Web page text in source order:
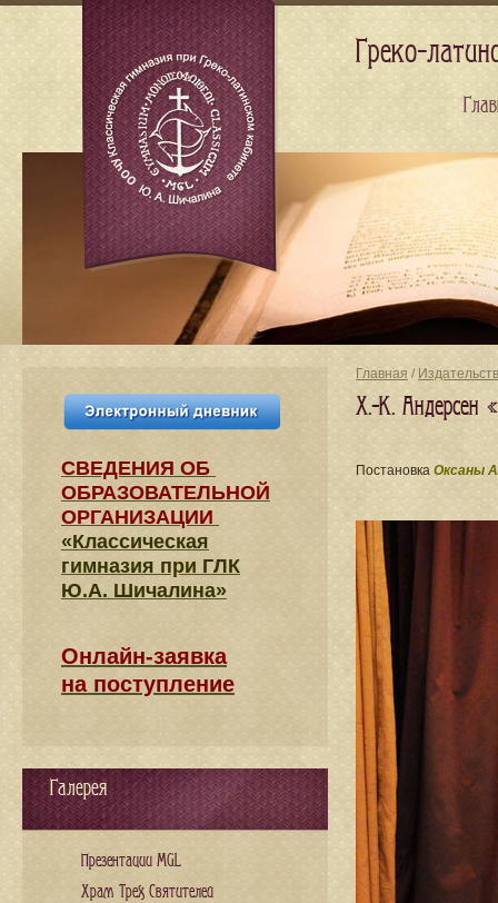
Главная /
Х.-К. Андерсен
Постановка Оксаны
СВЕДЕНИЯ​ ОБ
ОБРАЗОВАТЕЛЬНОЙ
ОРГАНИЗАЦИИ
«Классическая
гимназия при ГЛК
Ю.А. Шичалина»
Онлайн-заявка
на поступление
Галерея
Презентации MGL
Храм Трех Святителей
Греко-